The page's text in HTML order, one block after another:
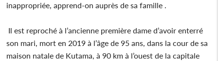
inappropriée, apprend-on auprès de sa famille .
Il est reproché à l’ancienne première dame d’avoir enterré
son mari, mort en 2019 à l’âge de 95 ans, dans la cour de sa
maison natale de Kutama, à 90 km à l’ouest de la capitale